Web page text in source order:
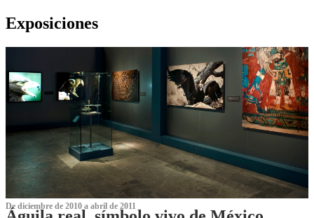
Exposiciones
De diciembre de 2010 a abril de 2011